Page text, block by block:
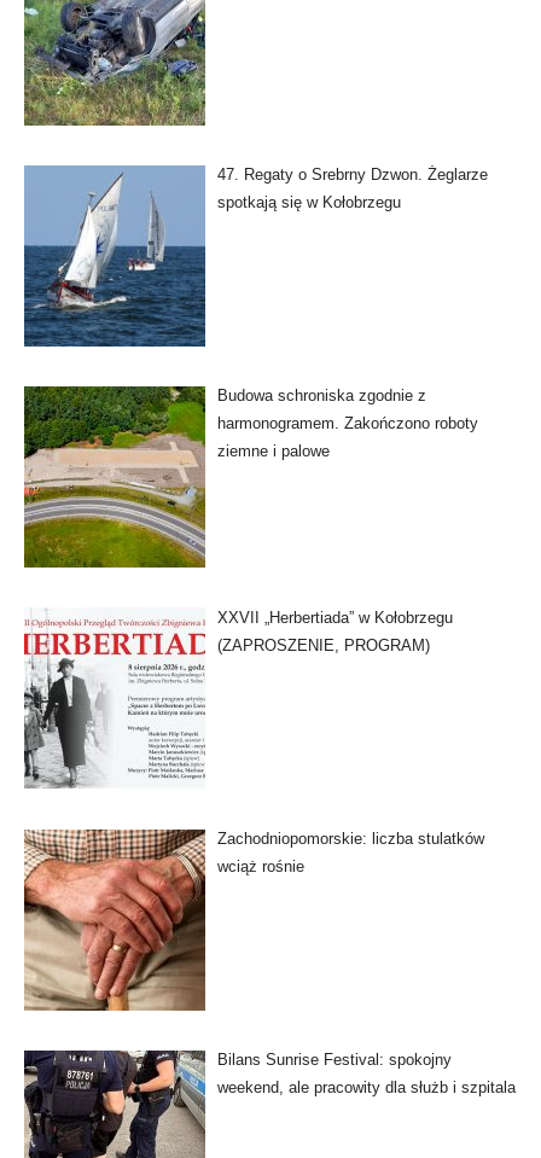
47. Regaty o Srebrny Dzwon. Żeglarze
spotkają się w Kołobrzegu
Budowa schroniska zgodnie z
harmonogramem. Zakończono roboty
ziemne i palowe
XXVII „Herbertiada” w Kołobrzegu
(ZAPROSZENIE, PROGRAM)
Zachodniopomorskie: liczba stulatków
wciąż rośnie
Bilans Sunrise Festival: spokojny
weekend, ale pracowity dla służb i szpitala